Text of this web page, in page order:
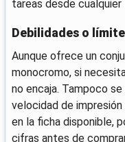
tareas desde cualquier
Debilidades o
Aunque ofrece un
monocromo, si
no encaja. Tampoco
velocidad de
en la ficha disponible,
cifras antes de